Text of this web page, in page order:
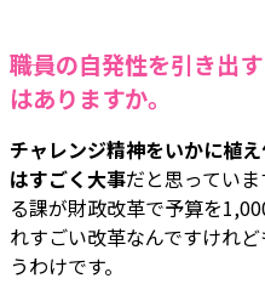
――職員の自発性を引き出
はありますか。
チャレンジ精神をいかに植
はすごく大事だと思ってい
る課が財政改革で予算を
れすごい改革なんですけれ
うわけです。